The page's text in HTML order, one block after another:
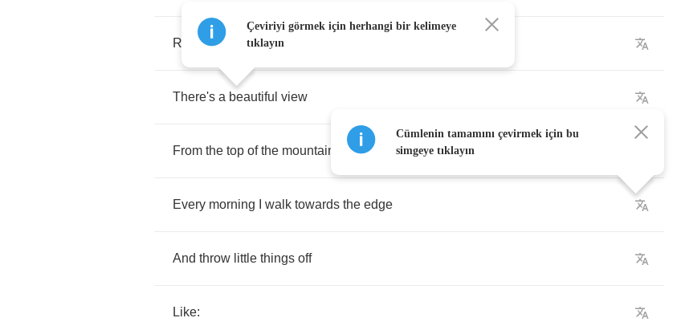
Right at the top
There's a beautiful view
From the top of the mountain
Every morning walk towards the edge
And throw little things off
Like:
Çeviriyi görmek için herhangi bir kelimeye
tıklayın
Cümlenin tamamını çevirmek için bu
simgeye tıklayın